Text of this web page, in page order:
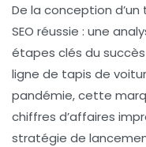
De la conception
SEO réussie : une
étapes clés du
ligne de tapis de
pandémie, cette
chiffres d’affaires
stratégie de